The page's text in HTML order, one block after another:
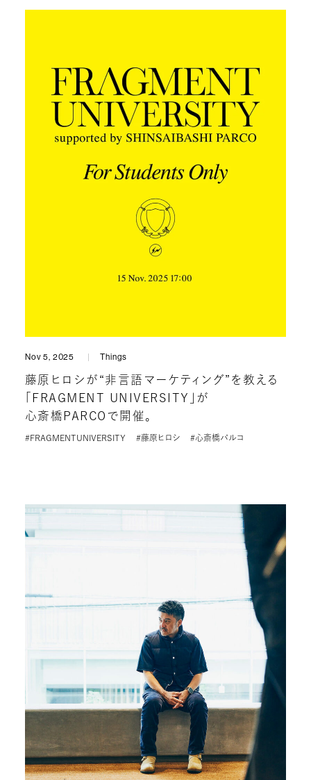
Nov 5, 2025 Things
藤原ヒロシが“非言語マーケティング”を教える
「FRAGMENT UNIVERSITY」が
心斎橋PARCOで開催。
#FRAGMENTUNIVERSITY #藤原ヒロシ #心斎橋パルコ